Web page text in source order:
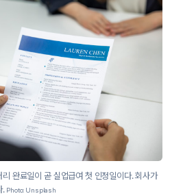
리 완료일이 곧 실업급여 첫 인정일이다. 회사가
. Photo: Unsplash